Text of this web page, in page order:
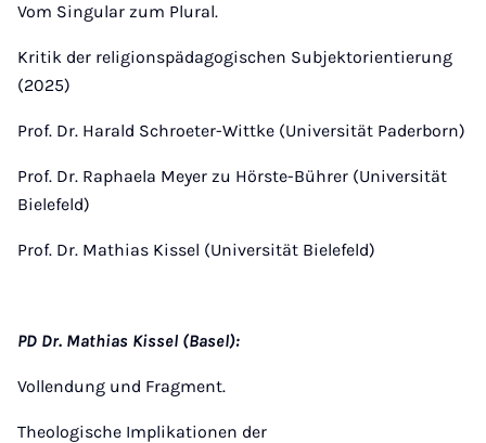
Vom Singular zum Plural.
Kritik der religionspädagogischen Subjektorientierung
(2025)
Prof. Dr. Harald Schroeter-Wittke (Universität Paderborn)
Prof. Dr. Raphaela Meyer zu Hörste-Bührer (Universität
Bielefeld)
Prof. Dr. Mathias Kissel (Universität Bielefeld)
PD Dr. Mathias Kissel (Basel):
Vollendung und Fragment.
Theologische Implikationen der